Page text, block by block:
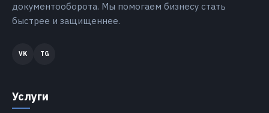
документооборота. Мы помогаем бизнесу стать
быстрее и защищеннее.
Услуги